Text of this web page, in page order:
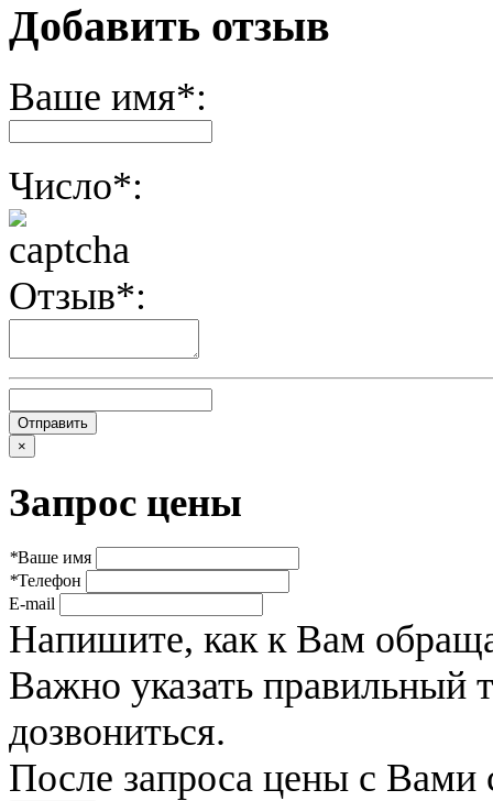
Добавить отзыв
Ваше имя*:
Число*:
Отзыв*:
×
Запрос цены
*Ваше имя
*Телефон
E-mail
Напишите, как к Вам
Важно указать
дозвониться.
После запроса цены с Вами